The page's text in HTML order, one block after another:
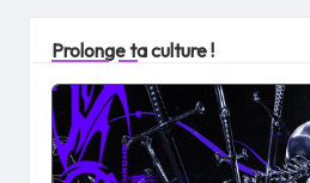
Prolonge ta culture !